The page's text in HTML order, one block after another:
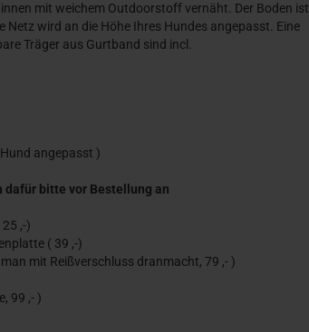
mit weichem Outdoorstoff vernäht. Der Boden ist
wird an die Höhe Ihres Hundes angepasst. Eine
Träger aus Gurtband sind incl.
angepasst )
dafür bitte vor Bestellung an
,-)
( 39 ,-)
mit Reißverschluss dranmacht, 79 ,- )
99 ,- )